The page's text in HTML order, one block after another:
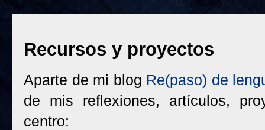
Recursos y proyectos
Aparte de mi blog Re(paso) de
de mis reflexiones, artículos,
centro: